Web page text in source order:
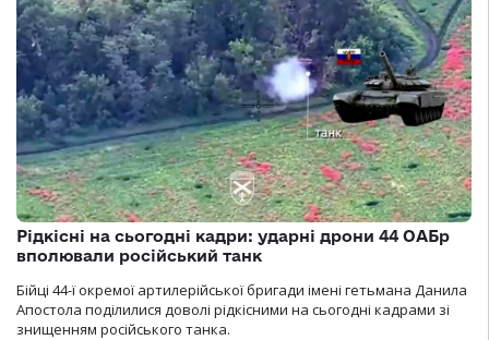
Рідкісні на сьогодні кадри: ударні дрони 44 ОАБр
вполювали російський танк
Бійці 44-ї окремої артилерійської бригади імені гетьмана Данила
Апостола поділилися доволі рідкісними на сьогодні кадрами зі
знищенням російського танка.